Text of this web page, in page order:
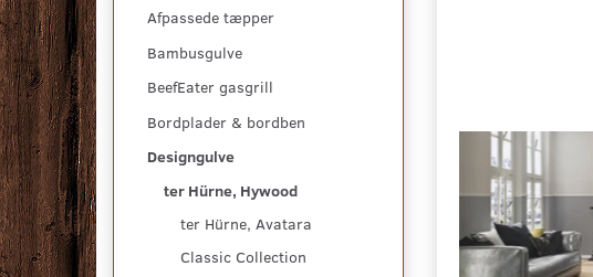
Afpassede tæpper
Bambusgulve
BeefEater gasgrill
Bordplader & bordben
Designgulve
ter Hürne, Hywood
ter Hürne, Avatara
Classic Collection